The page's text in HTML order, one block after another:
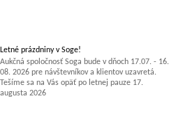
Letné prázdniny v Soge!
Aukčná spoločnosť Soga bude v dňoch 17.07. - 16.
08. 2026 pre návštevníkov a klientov uzavretá.
Tešíme sa na Vás opäť po letnej pauze 17.
augusta 2026